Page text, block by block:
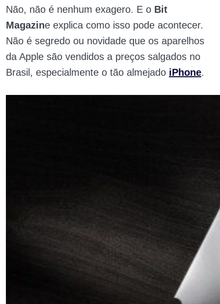
Não, não é nenhum exagero. E o Bit
Magazine explica como isso pode acontecer.
Não é segredo ou novidade que os aparelhos
da Apple são vendidos a preços salgados no
Brasil, especialmente o tão almejado iPhone.